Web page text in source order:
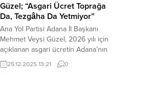
Güzel; “Asgari Ücret Toprağa
Da, Tezgâha Da Yetmiyor”
Ana Yol Partisi Adana İl Başkanı
Mehmet Veysi Güzel, 2026 yılı için
açıklanan asgari ücretin Adana’nın
üretim gücüyle taban tabana zıt bir
tablo ortaya koyduğunu belirtti.
25.12.2025 13:21 0